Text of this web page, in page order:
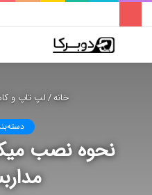
فهرست
خانه/لپ تاپ و
نحوه نصب